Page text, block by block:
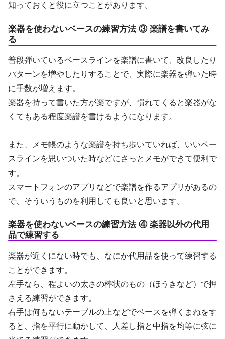
知っておくと役に立つことがあります。
楽器を使わないベースの練習方法 ③ 楽譜を書いてみ
る
普段弾いているベースラインを楽譜に書いて、改良したり
パターンを増やしたりすることで、実際に楽器を弾いた時
に手数が増えます。
楽器を持って書いた方が楽ですが、慣れてくると楽器がな
くてもある程度楽譜を書けるようになります。
また、メモ帳のような楽譜を持ち歩いていれば、いいベー
スラインを思いついた時などにさっとメモができて便利で
す。
スマートフォンのアプリなどで楽譜を作るアプリがあるの
で、そういうものを利用しても良いと思います。
楽器を使わないベースの練習方法 ④ 楽器以外の代用
品で練習する
楽器が近くにない時でも、なにか代用品を使って練習する
ことができます。
左手なら、程よいの太さの棒状のもの（ほうきなど）で押
さえる練習ができます。
右手は何もないテーブルの上などでベースを弾くまねをす
ると、指を平行に動かして、人差し指と中指を均等に弦に